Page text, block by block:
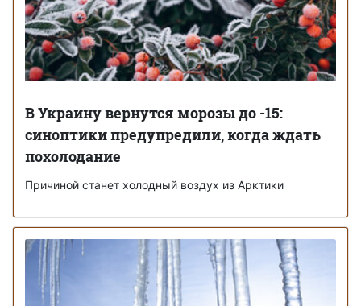
В Украину вернутся морозы до -15:
синоптики предупредили, когда ждать
похолодание
Причиной станет холодный воздух из Арктики